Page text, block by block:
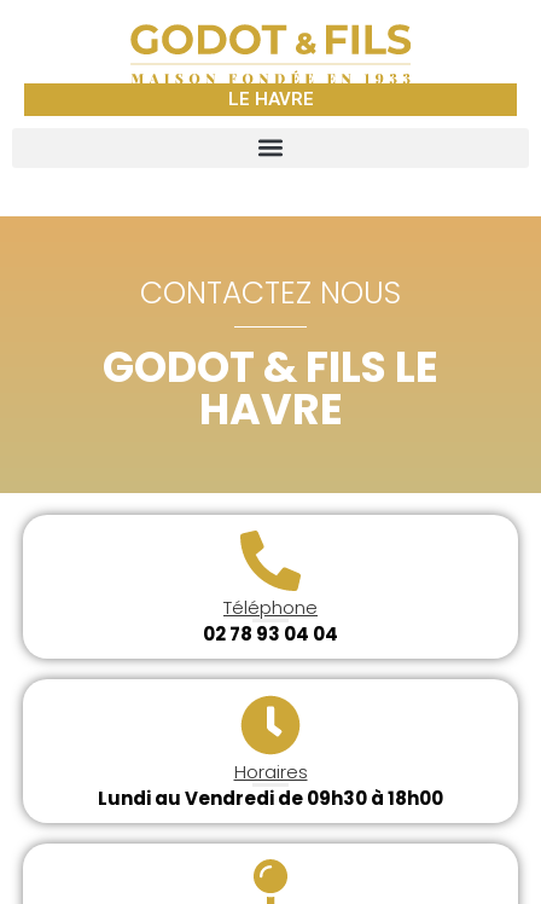
LE HAVRE
CONTACTEZ NOUS
GODOT & FILS LE
HAVRE
Téléphone
02 78 93 04 04
Horaires
Lundi au Vendredi de 09h30 à 18h00